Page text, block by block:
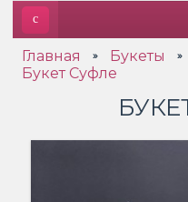
Главная » Букеты »
Букет Суфле